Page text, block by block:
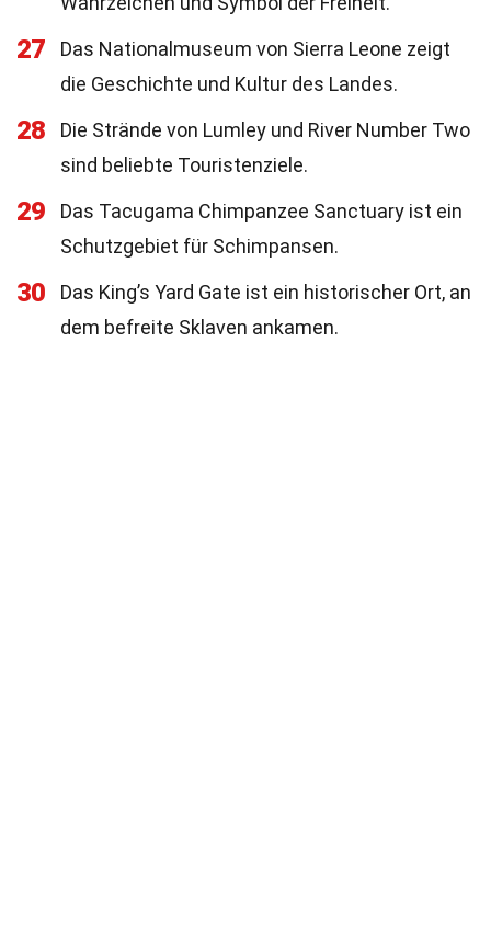
27
Das Nationalmuseum von Sierra Leone zeigt
die Geschichte und Kultur des Landes.
28
Die Strände von Lumley und River Number Two
sind beliebte Touristenziele.
29
Das Tacugama Chimpanzee Sanctuary ist ein
Schutzgebiet für Schimpansen.
30
Das King’s Yard Gate ist ein historischer Ort, an
dem befreite Sklaven ankamen.